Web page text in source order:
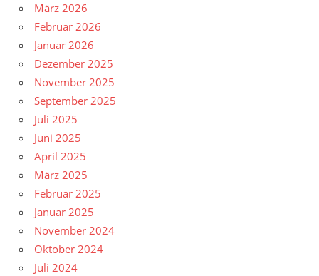
März 2026
Februar 2026
Januar 2026
Dezember 2025
November 2025
September 2025
Juli 2025
Juni 2025
April 2025
März 2025
Februar 2025
Januar 2025
November 2024
Oktober 2024
Juli 2024